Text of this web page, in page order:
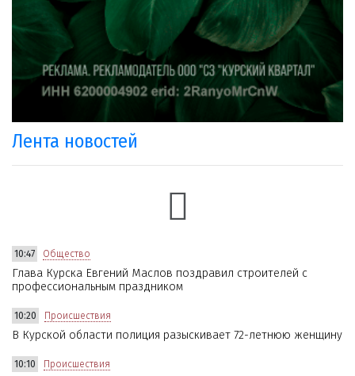
Лента новостей
10:47 Общество
Глава Курска Евгений Маслов поздравил строителей с
профессиональным праздником
10:20 Происшествия
В Курской области полиция разыскивает 72-летнюю женщину
10:10 Происшествия